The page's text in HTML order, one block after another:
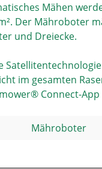
Mähen
Der Mähroboter
und Dreiecke.
im gesamten
Connect-
Mähroboter